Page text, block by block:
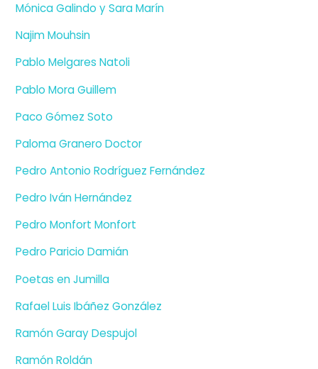
Mónica Galindo y Sara Marín
Najim Mouhsin
Pablo Melgares Natoli
Pablo Mora Guillem
Paco Gómez Soto
Paloma Granero Doctor
Pedro Antonio Rodríguez Fernández
Pedro Iván Hernández
Pedro Monfort Monfort
Pedro Paricio Damián
Poetas en Jumilla
Rafael Luis Ibáñez González
Ramón Garay Despujol
Ramón Roldán